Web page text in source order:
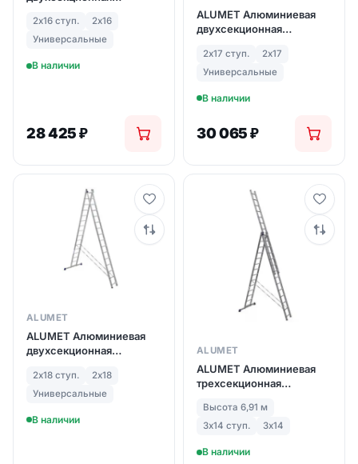
профиль 2Х16 ступ. (арт.
6216)
2х16 ступ.
2х16
Универсальные
В наличии
28 425₽
ALUMET Алюминиевая
двухсекционная
профиль 2Х17 ступ. (арт.
6217)
2х17 ступ.
2х17
Универсальные
В наличии
30 065₽
ALUMET
ALUMET Алюминиевая
двухсекционная
профиль 2Х18 ступ. (арт.
6218)
2х18 ступ.
2х18
Универсальные
В наличии
ALUMET
ALUMET Алюминиевая
трехсекционная
ступ. (арт. 5314)
Высота 6,91 м
3х14 ступ.
3х14
В наличии